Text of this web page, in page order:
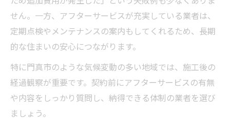
せん。一方、アフターサービスが充実している業者は、
定期点検やメンテナンスの案内もしてくれるため、長期
的な住まいの安心につながります。
特に門真市のような気候変動の多い地域では、施工後の
経過観察が重要です。契約前にアフターサービスの有無
や内容をしっかり質問し、納得できる体制の業者を選び
ましょう。